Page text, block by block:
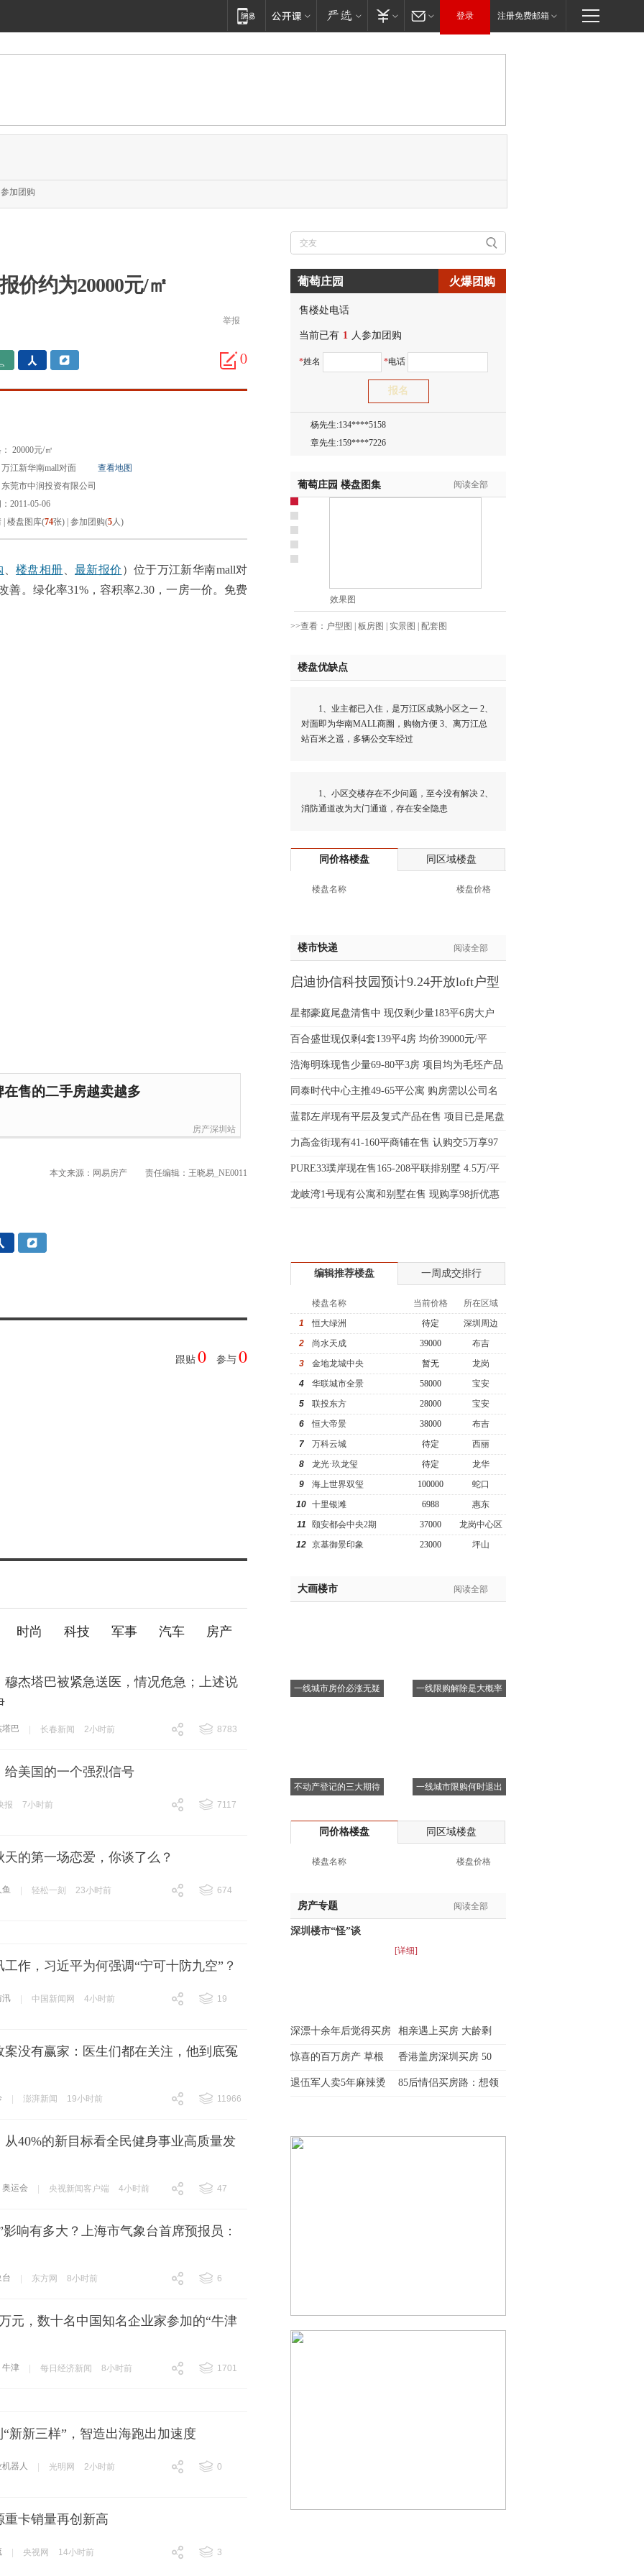
登录 注册免费邮箱
参加团购
价约为20000元/㎡
举报
0
20000元/㎡
江新华南mall对面
查看地图
莞市中润投资有限公司
2011-05-06
楼盘图库(74张) 参加团购(5人)
楼盘相册 最新报价 ）位于万江新华南mall对
善。绿化率31%，容积率2.30，一房一价。免费
售的二手房越卖越多
房产深圳站
本文来源：网易房产 责任编辑：王晓易_NE0011
跟贴 0 参与 0
时尚 科技 军事 汽车 房产
穆杰塔巴被紧急送医，情况危急；上述说
塔巴 长春新闻 2小时前
8783
给美国的一个强烈信号
报 7小时前
7117
的第一场恋爱，你谈了么？
轻松一刻 23小时前
674
作，习近平为何强调“宁可十防九空”？
汛 中国新闻网 4小时前
19
案没有赢家：医生们都在关注，他到底冤
澎湃新闻 19小时前
11966
从40%的新目标看全民健身事业高质量发
奥运会 央视新闻客户端 4小时前
47
影响有多大？上海市气象台首席预报员：
台 东方网 8小时前
6
元，数十名中国知名企业家参加的“牛津
牛津 每日经济新闻 8小时前
1701
“新新三样”，智造出海跑出加速度
器人 光明网 2小时前
0
重卡销量再创新高
央视网 14小时前
3
葡萄庄园 火爆团购
售楼处电话
当前已有 1 人参加团购
*姓名 *电话
胡先生:150****0731
邓先生:138****8083
蒋女士:186****7681
杨先生:134****5158
章先生:159****7226
周先生:138****8967
郑先生:136****9618
谢女士:135****3735
魏女士:183****9105
赵先生:139****8548
吴小姐:139****6438
黄先生:138****7263
黄先生:136****3612
胡先生:150****0731
林女士:136****3668
谢女士:135****3735
韩女士:158****2390
蔡女士:138****2322
魏女士:183****9105
吴小姐:139****6438
钱先生:139****7316
黄先生:138****7263
于女士:182****8478
葡萄庄园 楼盘图集 阅读全部
效果图
>>查看： 户型图 | 板房图 | 实景图 | 配套图
楼盘优缺点
1、业主都已入住，是万江区成熟小区之一 2、
对面即为华南MALL商圈，购物方便 3、离万江总
站百米之遥，多辆公交车经过
1、小区交楼存在不少问题，至今没有解决 2、
消防通道改为大门通道，存在安全隐患
同价格楼盘 同区域楼盘
楼盘名称 楼盘价格
楼市快递 阅读全部
启迪协信科技园预计9.24开放loft户型
星都豪庭尾盘清售中 现仅剩少量183平6房大户
百合盛世现仅剩4套139平4房 均价39000元/平
浩海明珠现售少量69-80平3房 项目均为毛坯产品
同泰时代中心主推49-65平公寓 购房需以公司名
义
蓝郡左岸现有平层及复式产品在售 项目已是尾盘
力高金街现有41-160平商铺在售 认购交5万享97
折
PURE33璞岸现在售165-208平联排别墅 4.5万/平
起
龙岐湾1号现有公寓和别墅在售 现购享98折优惠
编辑推荐楼盘 一周成交排行
楼盘名称 当前价格
所在区域
1
恒大绿洲 待定
深圳周边
2
尚水天成 39000
布吉
3
金地龙城中央 暂无
龙岗
4
华联城市全景 58000
宝安
5
联投东方 28000
宝安
6
恒大帝景 38000
布吉
7
万科云城 待定
西丽
8
龙光·玖龙玺 待定
龙华
9
海上世界双玺 100000
蛇口
10 十里银滩 6988
惠东
11
颐安都会中央2期 37000
龙岗中心区
12 京基御景印象 23000 坪山
大画楼市 阅读全部
一线城市房价必涨无疑 一线限购解除是大概率
不动产登记的三大期待 一线城市限购何时退出
同价格楼盘 同区域楼盘
楼盘名称 楼盘价格
房产专题 阅读全部
深圳楼市“怪”谈
[详细]
深漂十余年后觉得买房
惊喜的百万房产 草根
退伍军人卖5年麻辣烫
相亲遇上买房 大龄剩
香港盖房深圳买房 50
85后情侣买房路：想领